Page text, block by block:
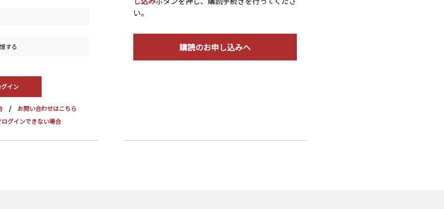
する
お問い合わせはこちら
グインできない場合
い。
購読のお申し込みへ